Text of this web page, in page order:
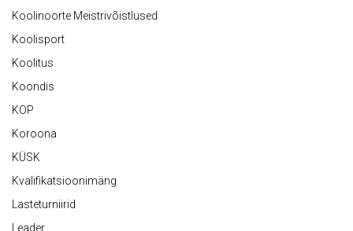
Koolinoorte Meistrivõistlused
Koolisport
Koolitus
Koondis
KOP
Koroona
KÜSK
Kvalifikatsioonimäng
Lasteturniirid
Leader